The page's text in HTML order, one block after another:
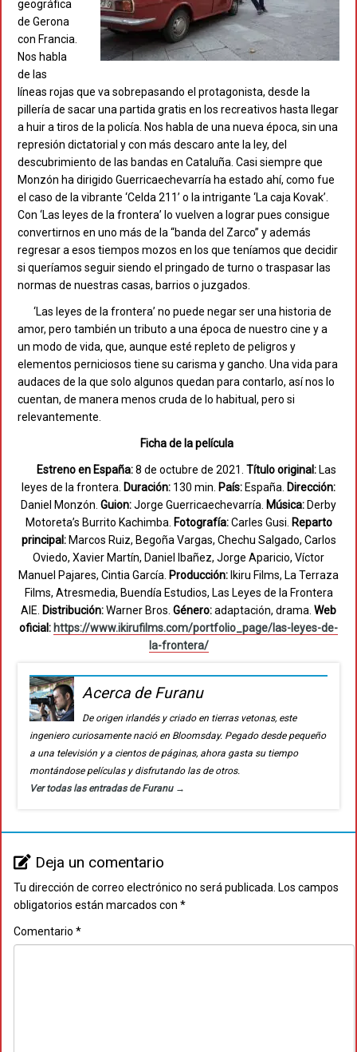
geográfica
de Gerona
con Francia.
Nos habla
de las
líneas rojas que va sobrepasando el protagonista, desde la
pillería de sacar una partida gratis en los recreativos hasta llegar
a huir a tiros de la policía. Nos habla de una nueva época, sin una
represión dictatorial y con más descaro ante la ley, del
descubrimiento de las bandas en Cataluña. Casi siempre que
Monzón ha dirigido Guerricaechevarría ha estado ahí, como fue
el caso de la vibrante ‘Celda 211’ o la intrigante ‘La caja Kovak’.
Con ‘Las leyes de la frontera’ lo vuelven a lograr pues consigue
convertirnos en uno más de la “banda del Zarco” y además
regresar a esos tiempos mozos en los que teníamos que decidir
si queríamos seguir siendo el pringado de turno o traspasar las
normas de nuestras casas, barrios o juzgados.
‘Las leyes de la frontera’ no puede negar ser una historia de
amor, pero también un tributo a una época de nuestro cine y a
un modo de vida, que, aunque esté repleto de peligros y
elementos perniciosos tiene su carisma y gancho. Una vida para
audaces de la que solo algunos quedan para contarlo, así nos lo
cuentan, de manera menos cruda de lo habitual, pero si
relevantemente.
Ficha de la película
Estreno en España:8 de octubre de 2021. Título original: Las
leyes de la frontera. Duración: 130 min. País: España. Dirección:
Daniel Monzón. Guion:Jorge Guerricaechevarría. Música: Derby
Motoreta’s Burrito Kachimba. Fotografía:Carles Gusi. Reparto
principal:Marcos Ruiz, Begoña Vargas, Chechu Salgado, Carlos
Oviedo, Xavier Martín, Daniel Ibañez, Jorge Aparicio, Víctor
Manuel Pajares, Cintia García. Producción: Ikiru Films, La Terraza
Films, Atresmedia, Buendía Estudios, Las Leyes de la Frontera
AIE. Distribución:Warner Bros. Género:adaptación, drama. Web
oficial: https://www.ikirufilms.com/portfolio_page/las-leyes-de-
la-frontera/
Acerca de Furanu
De origen irlandés y criado en tierras vetonas, este
ingeniero curiosamente nació en Bloomsday. Pegado desde pequeño
a una televisión y a cientos de páginas, ahora gasta su tiempo
montándose películas y disfrutando las de otros.
Ver todas las entradas de Furanu →
Deja un comentario
Tu dirección de correo electrónico no será publicada. Los campos
obligatorios están marcados con *
Comentario *